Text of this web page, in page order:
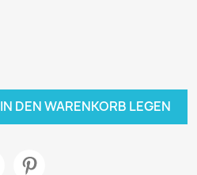
IN DEN WARENKORB LEGEN